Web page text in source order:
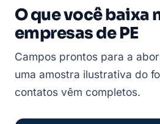
O que você baixa
empresas de PE
Campos prontos para a
uma amostra ilustrativa do
contatos vêm completos.